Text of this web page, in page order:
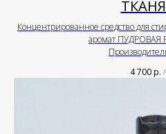
Концентрированное средство для
аромат ПУДРОВАЯ
4 700р. /